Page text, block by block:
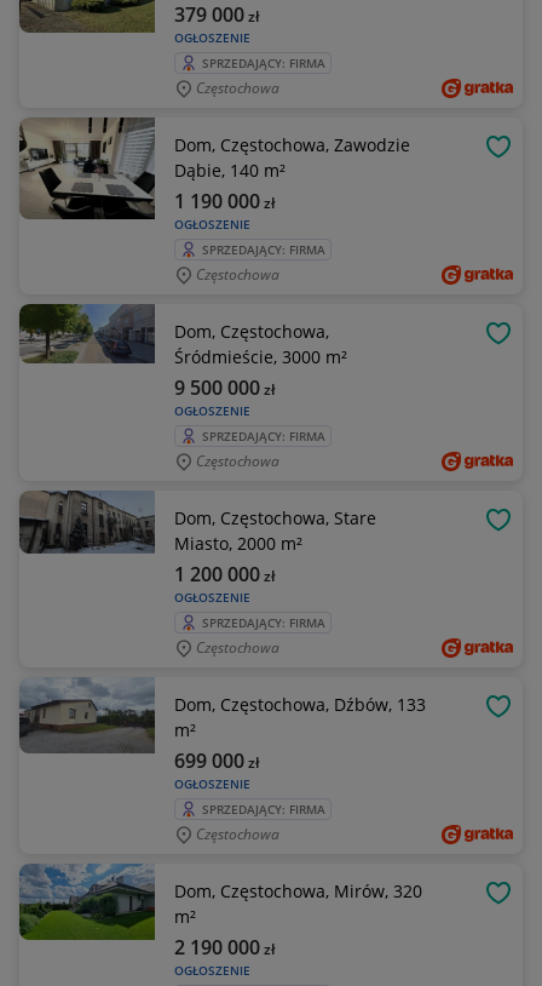
OGŁOSZENIE
379 000zł
SPRZEDAJĄCY: FIRMA
Częstochowa
Dom, Częstochowa, Zawodzie
Dąbie, 140 m²
OGŁOSZENIE
1 190 000zł
SPRZEDAJĄCY: FIRMA
Częstochowa
Dom, Częstochowa,
Śródmieście, 3000 m²
OGŁOSZENIE
9 500 000zł
SPRZEDAJĄCY: FIRMA
Częstochowa
Dom, Częstochowa, Stare
Miasto, 2000 m²
OGŁOSZENIE
1 200 000zł
SPRZEDAJĄCY: FIRMA
Częstochowa
Dom, Częstochowa, Dźbów, 133
m²
OGŁOSZENIE
699 000zł
SPRZEDAJĄCY: FIRMA
Częstochowa
Dom, Częstochowa, Mirów, 320
m²
OGŁOSZENIE
2 190 000zł